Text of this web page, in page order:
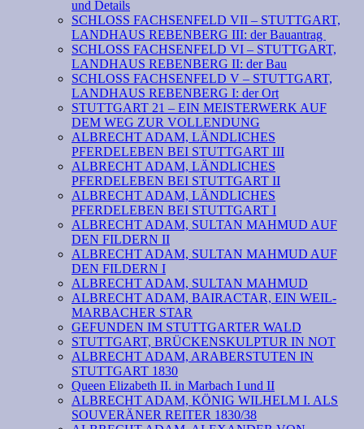
und Details
SCHLOSS FACHSENFELD VII – STUTTGART,
LANDHAUS REBENBERG III: der Bauantrag
SCHLOSS FACHSENFELD VI – STUTTGART,
LANDHAUS REBENBERG II: der Bau
SCHLOSS FACHSENFELD V – STUTTGART,
LANDHAUS REBENBERG I: der Ort
STUTTGART 21 – EIN MEISTERWERK AUF
DEM WEG ZUR VOLLENDUNG
ALBRECHT ADAM, LÄNDLICHES
PFERDELEBEN BEI STUTTGART III
ALBRECHT ADAM, LÄNDLICHES
PFERDELEBEN BEI STUTTGART II
ALBRECHT ADAM, LÄNDLICHES
PFERDELEBEN BEI STUTTGART I
ALBRECHT ADAM, SULTAN MAHMUD AUF
DEN FILDERN II
ALBRECHT ADAM, SULTAN MAHMUD AUF
DEN FILDERN I
ALBRECHT ADAM, SULTAN MAHMUD
ALBRECHT ADAM, BAIRACTAR, EIN WEIL-
MARBACHER STAR
GEFUNDEN IM STUTTGARTER WALD
STUTTGART, BRÜCKENSKULPTUR IN NOT
ALBRECHT ADAM, ARABERSTUTEN IN
STUTTGART 1830
Queen Elizabeth II. in Marbach I und II
ALBRECHT ADAM, KÖNIG WILHELM I. ALS
SOUVERÄNER REITER 1830/38